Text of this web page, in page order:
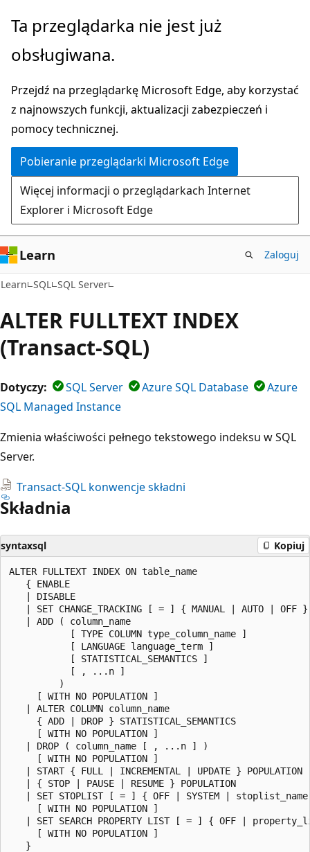
Przejdź
głównej
Ta przeglądarka nie jest już
obsługiwana.
Przejdź na przeglądarkę Microsoft Edge, aby korzystać
z najnowszych funkcji, aktualizacji zabezpieczeń i
pomocy technicznej.
Pobieranie przeglądarki Microsoft Edge
Więcej informacji o przeglądarkach Internet
Explorer i Microsoft Edge
Learn Zaloguj
Learn SQL SQL Server
ALTER FULLTEXT INDEX
(Transact-SQL)
Dotyczy: SQL Server Azure SQL Database
Azure
SQL Managed Instance
Zmienia właściwości pełnego tekstowego indeksu w SQL
Server.
Transact-SQL konwencje składni
Składnia
syntaxsql Kopiuj
ALTER FULLTEXT INDEX ON table_name
   { ENABLE
   | DISABLE
   | SET CHANGE_TRACKING [ = ] { MANUAL | AUTO | OFF }
   | ADD ( column_name
           [ TYPE COLUMN type_column_name ]
           [ LANGUAGE language_term ]
           [ STATISTICAL_SEMANTICS ]
           [ , ...n ]
         )
     [ WITH NO POPULATION ]
   | ALTER COLUMN column_name
     { ADD | DROP } STATISTICAL_SEMANTICS
     [ WITH NO POPULATION ]
   | DROP ( column_name [ , ...n ] )
     [ WITH NO POPULATION ]
   | START { FULL | INCREMENTAL | UPDATE } POPULATION
   | { STOP | PAUSE | RESUME } POPULATION
| SET STOPLIST [ = ] { OFF | SYSTEM | stoplist_name
     [ WITH NO POPULATION ]
| SET SEARCH PROPERTY LIST [ = ] { OFF |
     [ WITH NO POPULATION ]
   }